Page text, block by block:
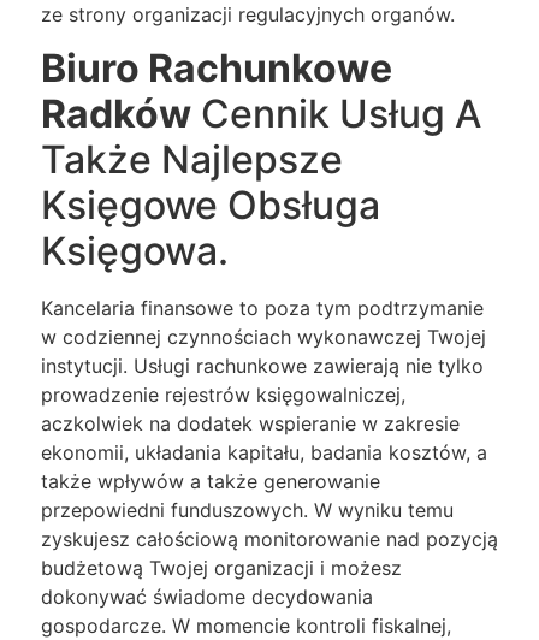
ze strony organizacji regulacyjnych organów.
Biuro Rachunkowe
Radków Cennik Usług A
Także Najlepsze
Księgowe Obsługa
Księgowa.
Kancelaria finansowe to poza tym podtrzymanie
w codziennej czynnościach wykonawczej Twojej
instytucji. Usługi rachunkowe zawierają nie tylko
prowadzenie rejestrów księgowalniczej,
aczkolwiek na dodatek wspieranie w zakresie
ekonomii, układania kapitału, badania kosztów, a
także wpływów a także generowanie
przepowiedni funduszowych. W wyniku temu
zyskujesz całościową monitorowanie nad pozycją
budżetową Twojej organizacji i możesz
dokonywać świadome decydowania
gospodarcze. W momencie kontroli fiskalnej,